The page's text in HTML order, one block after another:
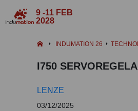
9 -11 FEB
2028
INDUMATION 26
I750
LENZE
03/12/2025